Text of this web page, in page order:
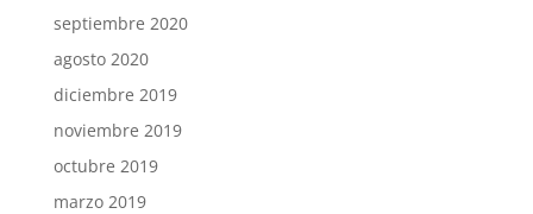
septiembre 2020
agosto 2020
diciembre 2019
noviembre 2019
octubre 2019
marzo 2019